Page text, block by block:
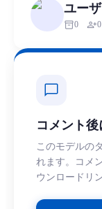
ユー
inventory_20 person_add0
chat_bubble
コメント
このモデルの
れます。コメ
ウンロードリ